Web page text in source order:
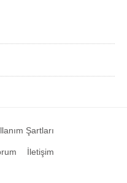
Şartları
İletişim